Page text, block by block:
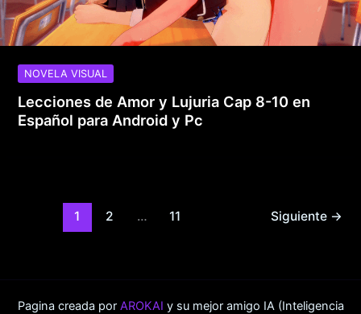
NOVELA VISUAL
Lecciones de Amor y Lujuria Cap 8-10 en
Español para Android y Pc
1 2 … 11 Siguiente →
Pagina creada por AROKAI y su mejor amigo IA (Inteligencia